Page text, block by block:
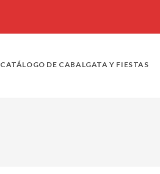
CATÁLOGO DE CABALGATA Y FIESTAS